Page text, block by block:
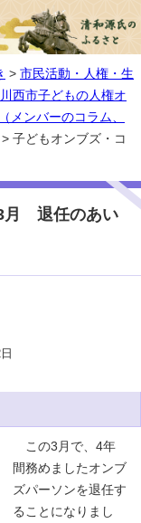
> 市民活動・人権・生
川西市子どもの人権オ
メンバーのコラム、
> 子どもオンブズ・コ
月 退任のあい
この3月で、4年
間務めましたオンブ
ズパーソンを退任す
ることになりまし